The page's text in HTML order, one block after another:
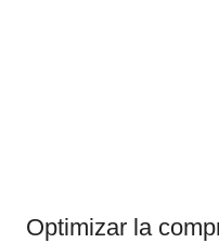
Optimizar la